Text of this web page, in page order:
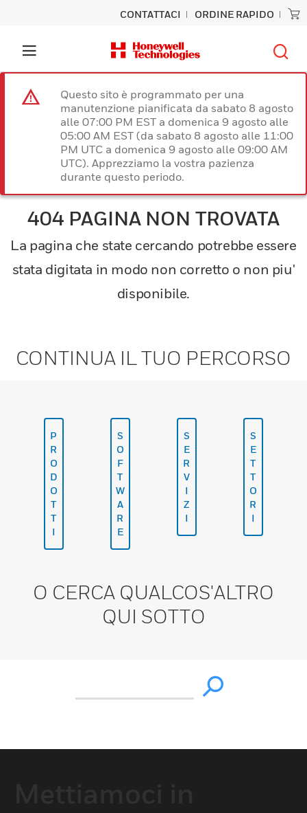
CONTATTACI ORDINE RAPIDO
Questo sito è programmato per una
manutenzione pianificata da sabato 8 agosto
alle 07:00 PM EST a domenica 9 agosto alle
05:00 AM EST (da sabato 8 agosto alle 11:00
PM UTC a domenica 9 agosto alle 09:00 AM
UTC). Apprezziamo la vostra pazienza
durante questo periodo.
404 PAGINA NON TROVATA
La pagina che state cercando potrebbe essere
stata digitata in modo non corretto o non piu'
disponibile.
CONTINUA IL TUO PERCORSO
P
R
O
D
O
T
T
I
S
O
F
T
W
A
R
E
S
E
R
V
I
Z
I
S
E
T
T
O
R
I
O CERCA QUALCOS'ALTRO
QUI SOTTO